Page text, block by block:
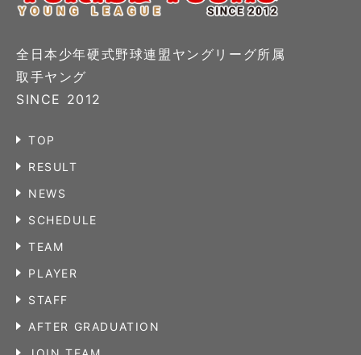
全日本少年硬式野球連盟ヤングリーグ所属
取手ヤング
SINCE 2012
TOP
RESULT
NEWS
SCHEDULE
TEAM
PLAYER
STAFF
AFTER GRADUATION